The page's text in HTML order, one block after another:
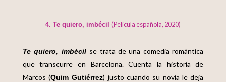
4. Te quiero, imbécil (Película española, 2020)
Te quiero, imbécil se trata de una comedia romántica
que transcurre en Barcelona. Cuenta la historia de
Marcos (Quim Gutiérrez) justo cuando su novia le deja